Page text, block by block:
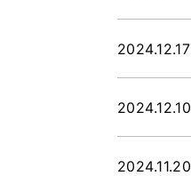
2024.12.17
2024.12.10
2024.11.20